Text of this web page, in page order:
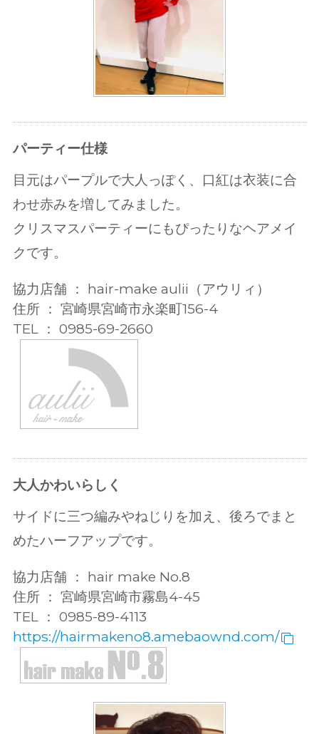
パーティー仕様
目元はパープルで大人っぽく、口紅は衣装に合
わせ赤みを増してみました。
クリスマスパーティーにもぴったりなヘアメイ
クです。
協力店舗 ： hair-make aulii（アウリィ）
住所 ： 宮崎県宮崎市永楽町156-4
TEL ： 0985-69-2660
大人かわいらしく
サイドに三つ編みやねじりを加え、後ろでまと
めたハーフアップです。
協力店舗 ： hair make No.8
住所 ： 宮崎県宮崎市霧島4-45
TEL ： 0985-89-4113
https://hairmakeno8.amebaownd.com/